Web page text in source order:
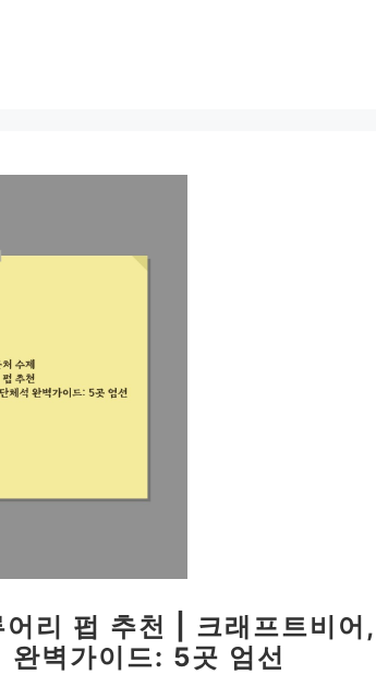
리 펍 추천 | 크래프트비어,
완벽가이드: 5곳 엄선